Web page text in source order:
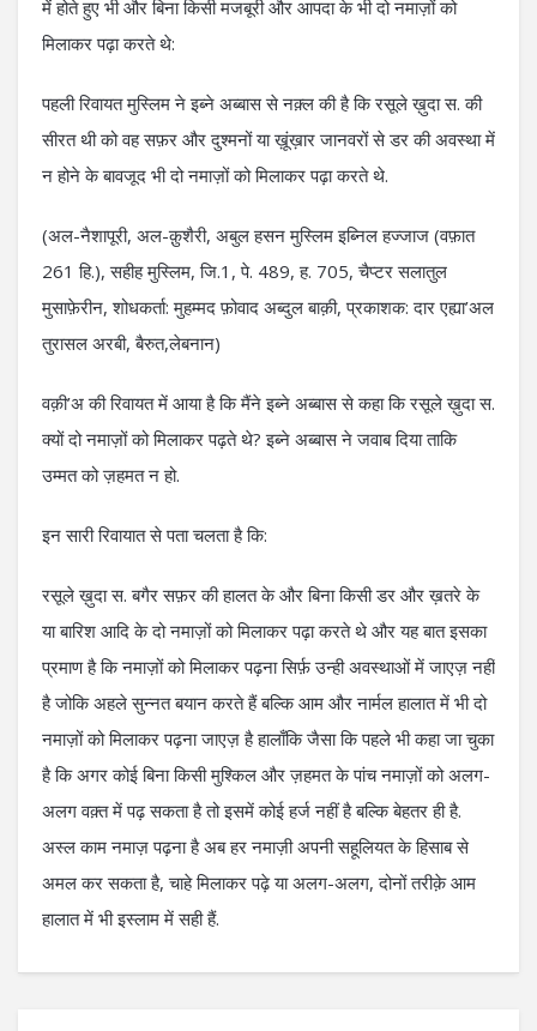
में होते हुए भी और बिना किसी मजबूरी और आपदा के भी दो नमाज़ों को
मिलाकर पढ़ा करते थे:
पहली रिवायत मुस्लिम ने इब्ने अब्बास से नक़्ल की है कि रसूले ख़ुदा स. की
सीरत थी को वह सफ़र और दुश्मनों या ख़ूंख़ार जानवरों से डर की अवस्था में
न होने के बावजूद भी दो नमाज़ों को मिलाकर पढ़ा करते थे.
(अल-नैशापूरी, अल-क़ुशैरी, अबुल हसन मुस्लिम इब्निल हज्जाज (वफ़ात
261 हि.), सहीह मुस्लिम, जि.1, पे. 489, ह. 705, चैप्टर सलातुल
मुसाफ़ेरीन, शोधकर्ता: मुहम्मद फ़ोवाद अब्दुल बाक़ी, प्रकाशक: दार एह्या’अल
तुरासल अरबी, बैरुत,लेबनान)
वक़ी’अ की रिवायत में आया है कि मैंने इब्ने अब्बास से कहा कि रसूले ख़ुदा स.
क्यों दो नमाज़ों को मिलाकर पढ़ते थे? इब्ने अब्बास ने जवाब दिया ताकि
उम्मत को ज़हमत न हो.
इन सारी रिवायात से पता चलता है कि:
रसूले ख़ुदा स. बगैर सफ़र की हालत के और बिना किसी डर और ख़तरे के
या बारिश आदि के दो नमाज़ों को मिलाकर पढ़ा करते थे और यह बात इसका
प्रमाण है कि नमाज़ों को मिलाकर पढ़ना सिर्फ़ उन्ही अवस्थाओं में जाएज़ नहीं
है जोकि अहले सुन्नत बयान करते हैं बल्कि आम और नार्मल हालात में भी दो
नमाज़ों को मिलाकर पढ़ना जाएज़ है हालाँकि जैसा कि पहले भी कहा जा चुका
है कि अगर कोई बिना किसी मुश्किल और ज़हमत के पांच नमाज़ों को अलग-
अलग वक़्त में पढ़ सकता है तो इसमें कोई हर्ज नहीं है बल्कि बेहतर ही है.
अस्ल काम नमाज़ पढ़ना है अब हर नमाज़ी अपनी सहूलियत के हिसाब से
अमल कर सकता है, चाहे मिलाकर पढ़े या अलग-अलग, दोनों तरीक़े आम
हालात में भी इस्लाम में सही हैं.